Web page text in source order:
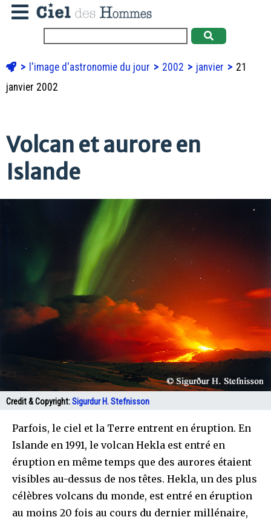
l'image d'astronomie du jour 2002 janvier
21
janvier 2002
Volcan et aurore en
Islande
Credit & Copyright:Sigurdur H. Stefnisson
Parfois, le ciel et la Terre entrent en éruption. En
Islande en 1991, le volcan Hekla est entré en
éruption en même temps que des aurores étaient
visibles au-dessus de nos têtes. Hekla, un des plus
célèbres volcans du monde, est entré en éruption
au moins 20 fois au cours du dernier millénaire,